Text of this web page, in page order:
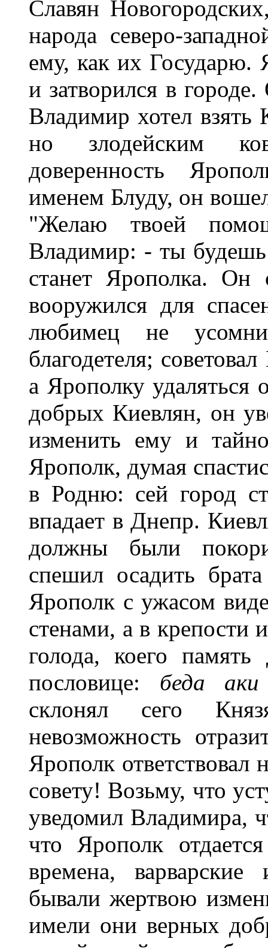
Славян
народа северо-
ему, как их Государю.
и затворился в
Владимир хотел
но злодейским
доверенность
именем Блуду, он
"Желаю твоей
Владимир: - ты
станет Ярополка. Он
вооружился для
любимец не
благодетеля;
а Ярополку удаляться
добрых Киевлян, он
изменить ему и
Ярополк, думая
в Родню: сей город
впадает в Днепр.
должны были
спешил осадить
Ярополк с ужасом
стенами, а в крепости
голода, коего
пословице: беда
склонял сего
невозможность
Ярополк
совету! Возьму, что
уведомил Владимира,
что Ярополк
времена,
бывали жертвою
имели они верных